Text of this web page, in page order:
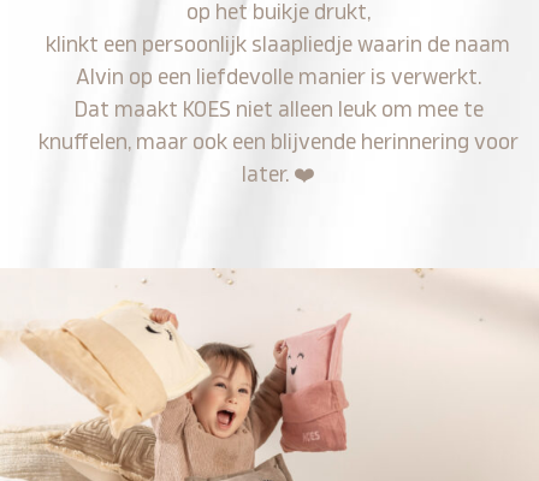
op het buikje drukt,
klinkt een persoonlijk slaapliedje waarin de naam
Alvin op een liefdevolle manier is verwerkt.
Dat maakt KOES niet alleen leuk om mee te
knuffelen, maar ook een blijvende herinnering voor
later. ❤️